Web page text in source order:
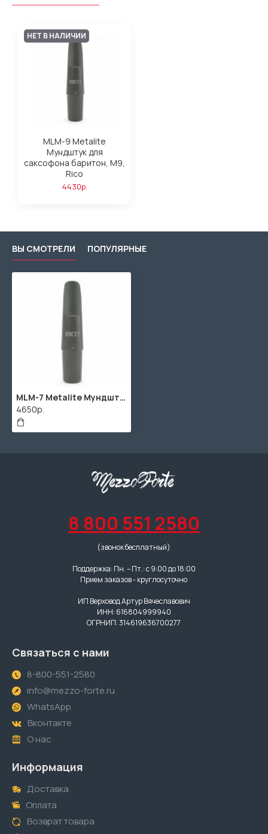
НЕТ В НАЛИЧИИ
MLM-9 Metalite
Мундштук для
саксофона баритон, М9,
Rico
4430р.
ВЫ СМОТРЕЛИ ПОПУЛЯРНЫЕ
MLM-7 Metalite Мундштук для саксофона баритон, М7, Rico
4650р.
8 800 551 2580
(звонок бесплатный)
Поддержка: Пн. – Пт.: с 9:00 до 18:00
Прием заказов - круглосуточно
ИП Верховод Артур Вячеславович
ИНН: 616804999940
ОГРНИП: 314619636700277
Связаться с нами
8-800-551-2580
info@mezzo-forte.ru
WhatsApp
Вконтакте
О нас
Информация
Доставка
Оплата
Возврат товара